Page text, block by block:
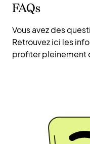
FAQs
Vous avez des
Retrouvez ici les
profiter pleinement